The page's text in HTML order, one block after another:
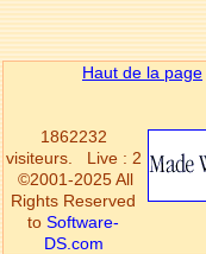
Haut de la page
1862232
visiteurs.
Live : 2
©2001-2025 All
Rights Reserved
to Software-
DS.com